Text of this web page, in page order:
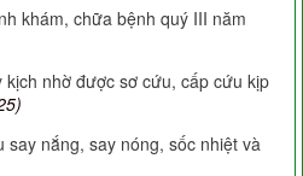
khám, chữa bệnh quý III năm
kịch nhờ được sơ cứu, cấp cứu kịp
nắng, say nóng, sốc nhiệt và